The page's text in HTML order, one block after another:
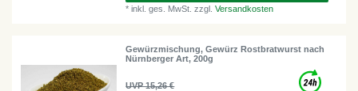
*inkl. ges. MwSt. zzgl.Versandkosten
Gewürzmischung, Gewürz Rostbratwurst nach
Nürnberger Art, 200g
UVP 15,26 €